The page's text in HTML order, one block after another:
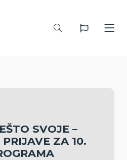
SVOJE –
ZA 10.